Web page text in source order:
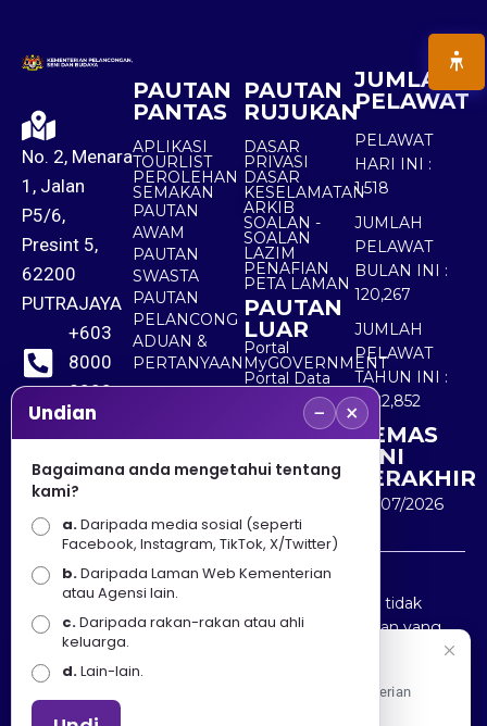
No. 2, Menara
1, Jalan
P5/6,
Presint 5,
62200
PUTRAJAYA
+603
8000
8000
+603
8891
7100
PAUTAN
PANTAS
APLIKASI
TOURLIST
PEROLEHAN
SEMAKAN
PAUTAN
AWAM
PAUTAN
SWASTA
PAUTAN
PELANCONG
ADUAN &
PERTANYAAN
PAUTAN
RUJUKAN
DASAR
PRIVASI
DASAR
KESELAMATAN
ARKIB
SOALAN -
SOALAN
LAZIM
PENAFIAN
PETA LAMAN
PAUTAN
LUAR
Portal
MyGOVERNMENT
Portal Data
Terbuka
Sektor Awam
JUMLAH
PELAWAT
PELAWAT
HARI INI :
1,518
JUMLAH
PELAWAT
BULAN INI :
120,267
JUMLAH
PELAWAT
TAHUN INI :
5,522,852
KEMAS
KINI
TERAKHIR
30/07/2026
Penafian : Kerajaan Malaysia dan Kementerian
Pelancongan Seni dan Budaya (MOTAC) adalah tidak
bertanggungjawab atas kehilangan atau kerugian yang
disebabkan oleh penggunaan mana-mana maklumat
yang diperolehi dari portal ini.
Undian − ×
Bagaimana anda mengetahui tentang
kami?
a.Daripada media sosial (seperti
Facebook, Instagram, TikTok, X/Twitter)
b.Daripada Laman Web Kementerian
atau Agensi lain.
c.Daripada rakan-rakan atau ahli
keluarga.
d.Lain-lain.
Apa Khabar! Selamat datang ke Portal Rasmi Kementerian
Pelancongan, Seni dan Budaya